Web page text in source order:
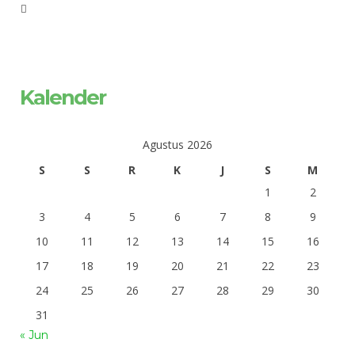
Kalender
Agustus 2026
S
S R K J S
M
1
2
3
4 5 6 7 8
9
10
11 12 13 14 15
16
17
18 19 20 21 22
23
24
25 26 27 28 29
30
31
« Jun